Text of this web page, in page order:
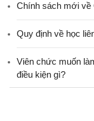
Chính sách mới về
Quy định về học
Viên chức muốn
điều kiện gì?